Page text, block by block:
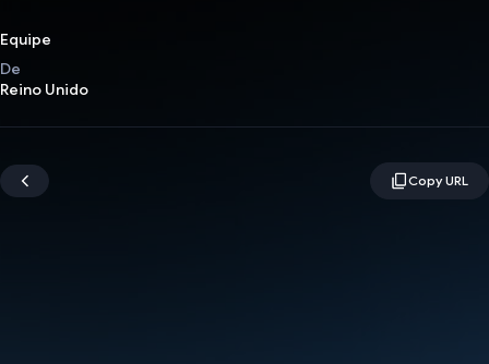
Equipe
De
Reino Unido